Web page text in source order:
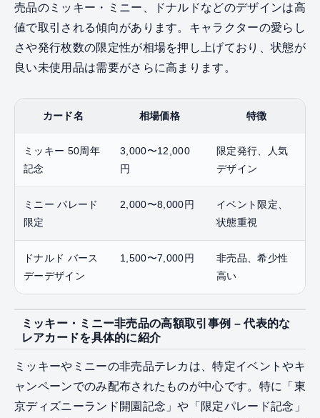
売品のミッキー・ミニー、ドナルドなどのデザインは高
値で取引される傾向があります。キャラクターの愛らし
さや発行枚数の限定性が相場を押し上げており、状態が
良い未使用品は需要がさらに高まります。
カード名 相場価格 特徴
ミッキー 50周年
記念
3,000〜12,000
円
限定発行、人気
デザイン
ミニー パレード
限定
2,000〜8,000円
イベント限定、
状態重視
ドナルド バース
デーデザイン
1,500〜7,000円
非売品、希少性
高い
ミッキー・ミニー非売品の高額取引事例 – 代表的な
レアカードを具体的に紹介
ミッキーやミニーの非売品テレカは、特定イベントやキ
ャンペーンでのみ配布されたものが中心です。特に「東
京ディズニーランド開園記念」や「限定パレード記念」